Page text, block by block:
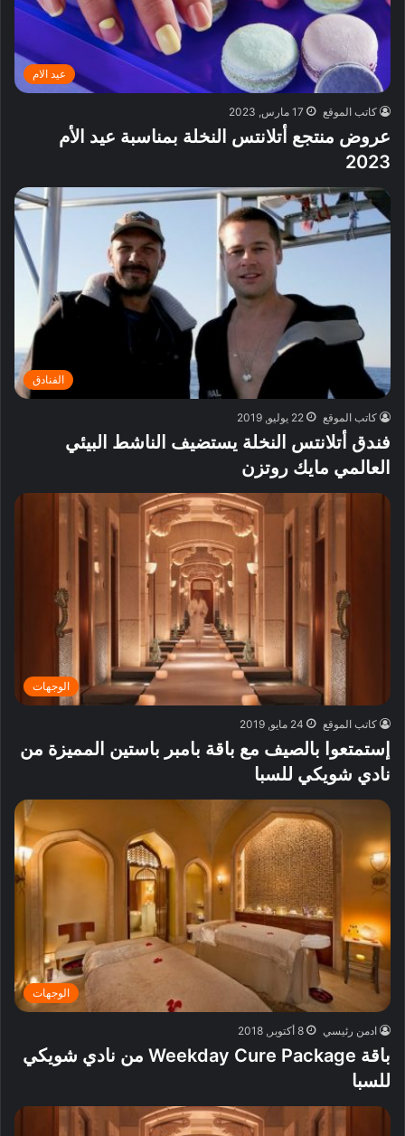
عيد الام
كاتب الموقع 17 مارس, 2023
عروض منتجع أتلانتس النخلة بمناسبة عيد الأم
2023
الفنادق
كاتب الموقع 22 يوليو, 2019
فندق أتلانتس النخلة يستضيف الناشط البيئي
العالمي مايك روتزن
الوجهات
كاتب الموقع 24 مايو, 2019
إستمتعوا بالصيف مع باقة بامبر باستين المميزة من
نادي شويكي للسبا
الوجهات
ادمن رئيسي 8 أكتوبر, 2018
باقة Weekday Cure Package من نادي شويكي
للسبا